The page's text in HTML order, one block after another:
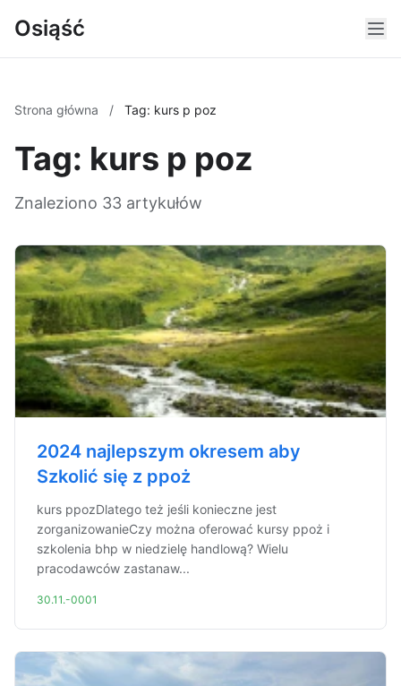
Osiąść
Strona główna / Tag: kurs p poz
Tag: kurs p poz
Znaleziono 33 artykułów
2024 najlepszym okresem aby
Szkolić się z ppoż
kurs ppozDlatego też jeśli konieczne jest
zorganizowanieCzy można oferować kursy ppoż i
szkolenia bhp w niedzielę handlową? Wielu
pracodawców zastanaw...
30.11.-0001